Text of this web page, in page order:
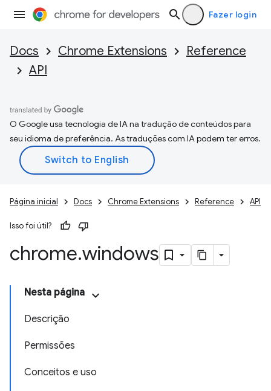
Fazer login
Docs Chrome Extensions
Reference
API
O Google usa tecnologia de IA na tradução de conteúdos para
seu idioma de preferência. As traduções com IA podem ter erros.
Página inicial Docs Chrome Extensions Reference API
Isso foi útil?
chrome.windows
Nesta página
Descrição
Permissões
Conceitos e uso